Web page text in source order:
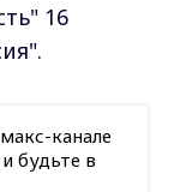
16
канале
будьте в